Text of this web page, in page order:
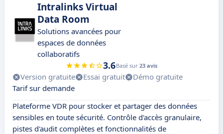
Intralinks Virtual
Data Room
Solutions avancées pour
espaces de données
collaboratifs
3.6Basé sur 23 avis
Version gratuite Essai gratuit
Démo gratuite
Tarif sur demande
Plateforme VDR pour stocker et partager des données
sensibles en toute sécurité. Contrôle d'accès granulaire,
pistes d'audit complètes et fonctionnalités de